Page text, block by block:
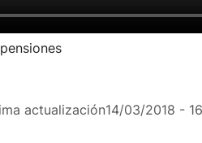
actualización14/03/2018 -